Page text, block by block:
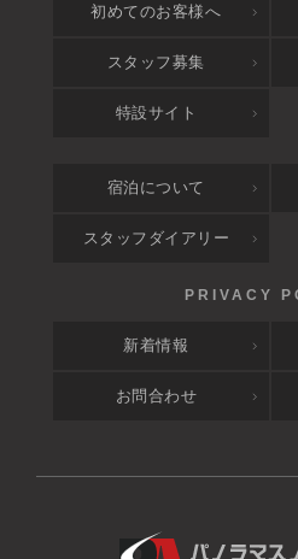
初めてのお客様へ
スタッフ募集
特設サイト
宿泊について
スタッフダイアリー
新着情報
お問合わせ